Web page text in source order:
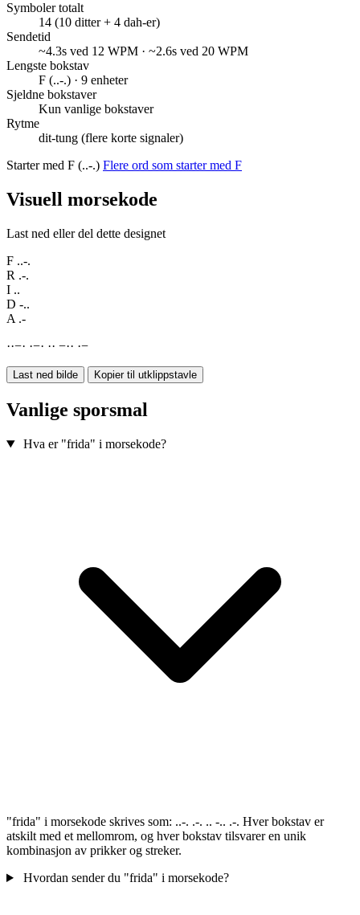
Symboler totalt
14 (10 ditter + 4 dah-er)
Sendetid
~4.3s ved 12 WPM · ~2.6s ved 20 WPM
Lengste bokstav
F (..-.) · 9 enheter
Sjeldne bokstaver
Kun vanlige bokstaver
Rytme
dit-tung (flere korte signaler)
Starter med F (..-.) Flere ord som starter med F
Visuell morsekode
Last ned eller del dette designet
F ..-.
R .-.
I ..
D -..
A .-
··−· ·−· ·· −·· ·−
Last ned bilde Kopier til utklippstavle
Vanlige sporsmal
Hva er "frida" i morsekode?
"frida" i morsekode skrives som: ..-. .-. .. -.. .-. Hver bokstav er
atskilt med et mellomrom, og hver bokstav tilsvarer en unik
kombinasjon av prikker og streker.
Hvordan sender du "frida" i morsekode?